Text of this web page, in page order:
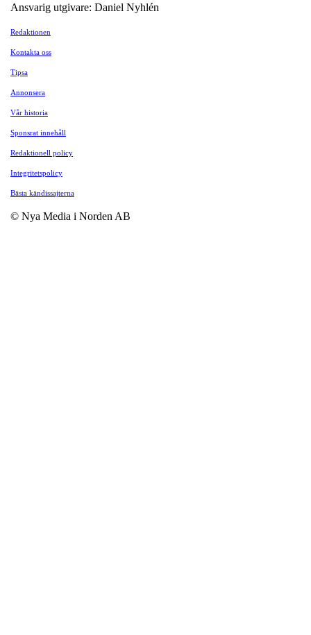
Ansvarig utgivare: Daniel Nyhlén
Redaktionen
Kontakta oss
Tipsa
Annonsera
Vår historia
Sponsrat innehåll
Redaktionell policy
Integritetspolicy
Bästa kändissajterna
© Nya Media i Norden AB